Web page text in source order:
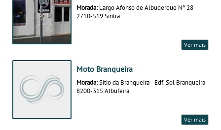
Morada: Largo Afonso de Albuqerque Nº 28
2710-519 Sintra
Ver mais
Moto Branqueira
Morada:Sítio da Branqueira - Edf. Sol Branqueira
8200-315 Albufeira
Ver mais